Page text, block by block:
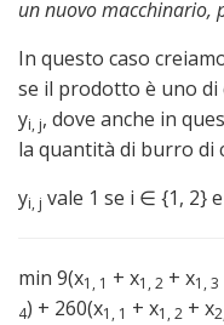
un nuovo macchinario,
In questo caso
se il prodotto è uno di
yi, j, dove anche in
la quantità di burro di
yi, j vale 1 se i ∈ {1, 2}
min 9(x1, 1 + x1, 2 + x1, 3
4) + 260(x1, 1 + x1, 2 + x